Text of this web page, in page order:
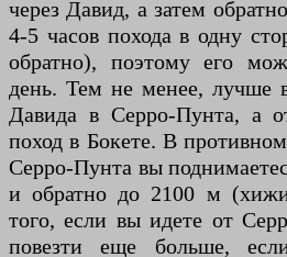
через Давид, а затем
4-5 часов похода в одну
обратно), поэтому его
день. Тем не менее, лучше
Давида в Серро-Пунта, а
поход в Бокете. В
Серро-Пунта вы
и обратно до 2100 м
того, если вы идете от
повезти еще больше,